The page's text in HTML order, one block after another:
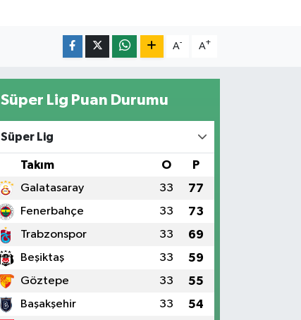
A- A+
Süper Lig Puan Durumu
Süper Lig
Takım O P
Galatasaray 33 77
Fenerbahçe 33 73
Trabzonspor 33 69
Beşiktaş 33 59
Göztepe 33 55
Başakşehir 33 54